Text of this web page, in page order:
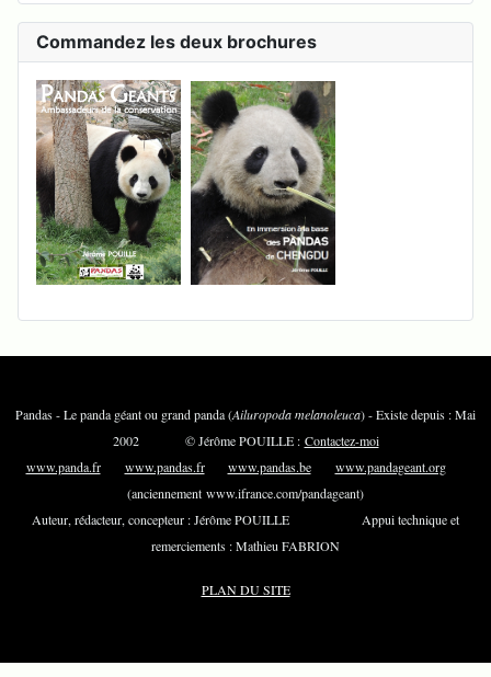
Commandez les deux brochures
Pandas - Le panda géant ou grand panda (Ailuropoda melanoleuca) - Existe depuis : Mai
2002 © Jérôme POUILLE : Contactez-moi
www.panda.fr
www.pandas.fr www.pandas.be
www.pandageant.org
(anciennement www.ifrance.com/pandageant)
Auteur, rédacteur, concepteur : Jérôme POUILLE Appui technique et
remerciements : Mathieu FABRION
PLAN DU SITE